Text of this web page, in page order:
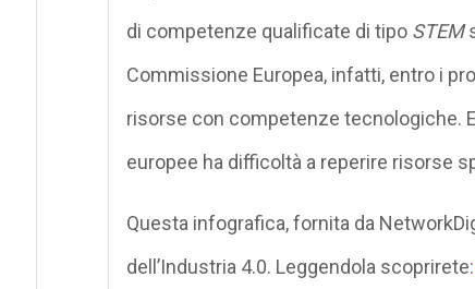
di competenze qualificate di tipo STEM
Commissione Europea, infatti, entro i
risorse con competenze tecnologiche.
europee ha difficoltà a reperire risorse
Questa infografica, fornita da
dell’Industria 4.0. Leggendola scoprirete: